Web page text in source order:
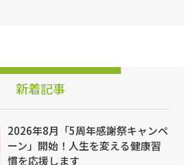
新着記事
2026年8月「5周年感謝祭キャンペ
ーン」開始！人生を変える健康習
慣を応援します